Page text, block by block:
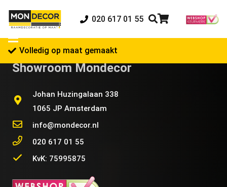
020 617 01 55
Volledig op maat gemaakt
Showroom Mondecor
Johan Huzingalaan 338
1065 JP Amsterdam
info@mondecor.nl
020 617 01 55
KvK: 75995875